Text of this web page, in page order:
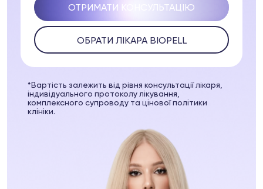
System
Telegram
ОТРИМАТИ КОНСУЛЬТАЦІЮ
ОБРАТИ ЛІКАРА BIOPELL
*Вартість залежить від рівня консультації лікаря,
індивідуального протоколу лікування,
комплексного супроводу та цінової політики
клініки.